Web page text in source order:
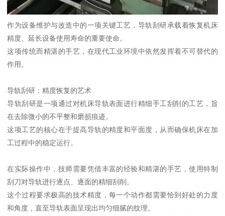
作为设备维护与改造中的一项关键工艺，导轨刮研承载着恢复机床
精度、延长设备使用寿命的重要使命。
这项传统而精湛的手艺，在现代工业环境中依然发挥着不可替代的
作用。
导轨刮研：精度恢复的艺术
导轨刮研是一项通过对机床导轨表面进行精细手工刮削的工艺，旨
在去除微小的不平整和磨损痕迹。
这项工艺的核心在于提高导轨的精度和平面度，从而确保机床在加
工过程中的稳定运行。
在实际操作中，技师需要凭借丰富的经验和精湛的手艺，使用特制
刮刀对导轨进行逐点、逐面的精细刮削。
这个过程要求极高的技术精度，每一个动作都需要恰到好处的力度
和角度，直至导轨表面呈现出均匀细腻的纹理。